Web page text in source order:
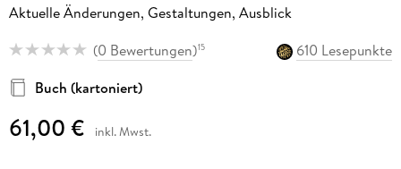
Aktuelle Änderungen, Gestaltungen, Ausblick
(0 Bewertungen)15
610 Lesepunkte
Buch (kartoniert)
61,00 € inkl. Mwst.